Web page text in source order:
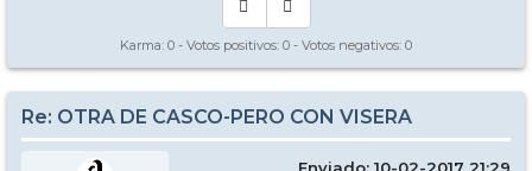
Karma: 0 - Votos positivos: 0 - Votos negativos: 0
Re: OTRA DE CASCO-PERO CON VISERA